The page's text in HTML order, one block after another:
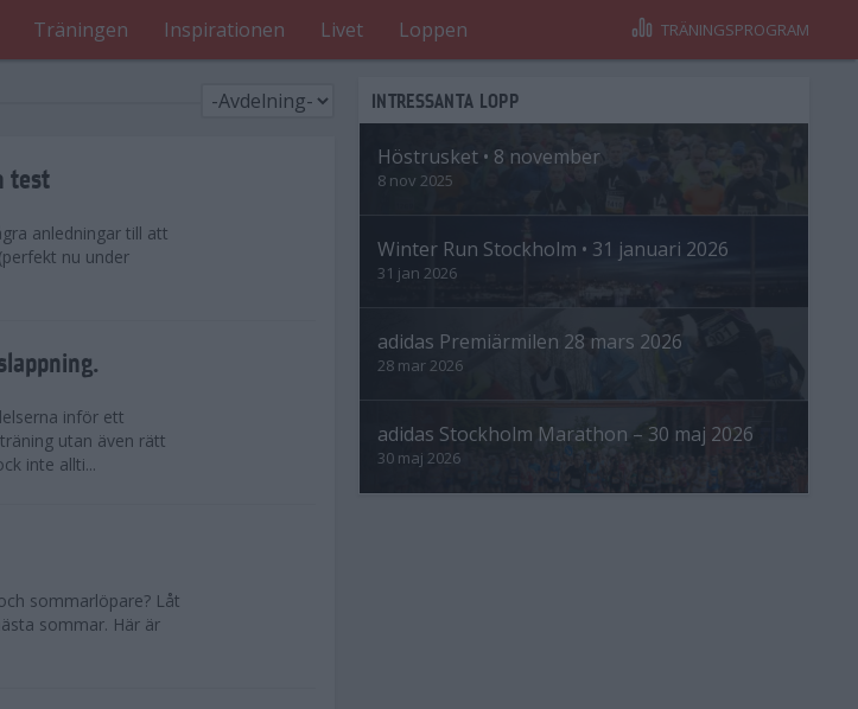
Träningen Inspirationen Livet Loppen TRÄNINGSPROGRAM
test
anledningar till att
nu under
inför ett
utan även rätt
inte allti...
sommarlöpare? Låt
sommar. Här är
INTRESSANTA LOPP
Höstrusket • 8 november
8 nov 2025
Winter Run Stockholm • 31 januari 2026
31 jan 2026
adidas Premiärmilen 28 mars 2026
28 mar 2026
adidas Stockholm Marathon – 30 maj 2026
30 maj 2026